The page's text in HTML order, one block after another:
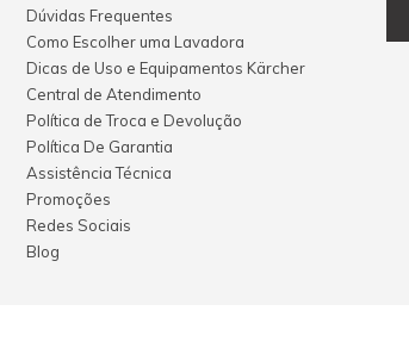
Dúvidas Frequentes
Como Escolher uma Lavadora
Dicas de Uso e Equipamentos Kärcher
Central de Atendimento
Política de Troca e Devolução
Política De Garantia
Assistência Técnica
Promoções
Redes Sociais
Blog